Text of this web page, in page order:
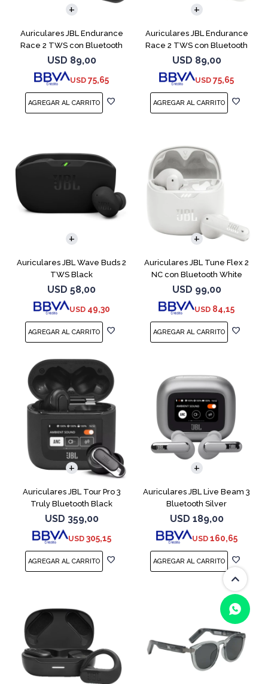
Auriculares JBL Endurance
Race 2 TWS con Bluetooth
Black
USD 89,00
USD 75,65
Auriculares JBL Endurance
Race 2 TWS con Bluetooth
White
USD 89,00
USD 75,65
Auriculares JBL Wave Buds 2
TWS Black
USD 58,00
USD 49,30
Auriculares JBL Tune Flex 2
NC con Bluetooth White
USD 99,00
USD 84,15
Auriculares JBL Tour Pro 3
Truly Bluetooth Black
USD 359,00
USD 305,15
Auriculares JBL Live Beam 3
Bluetooth Silver
USD 189,00
USD 160,65